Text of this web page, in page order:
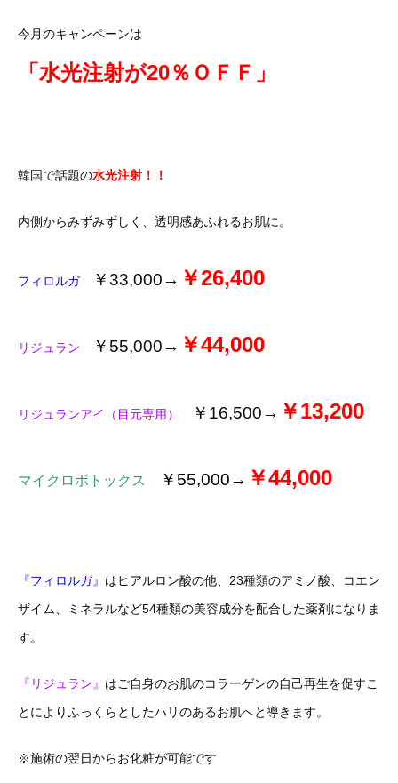
今月のキャンペーンは
「水光注射が20％ＯＦＦ」
韓国で話題の水光注射！！
内側からみずみずしく、透明感あふれるお肌に。
フィロルガ ￥33,000→ ￥26,400
リジュラン ￥55,000→ ￥44,000
リジュランアイ（目元専用） ￥16,500→ ￥13,200
マイクロボトックス ￥55,000→ ￥44,000
『フィロルガ』 はヒアルロン酸の他、23種類のアミノ酸、コエン
ザイム、ミネラルなど54種類の美容成分を配合した薬剤になりま
す。
『リジュラン』 はご自身のお肌のコラーゲンの自己再生を促すこ
とによりふっくらとしたハリのあるお肌へと導きます。
※施術の翌日からお化粧が可能です